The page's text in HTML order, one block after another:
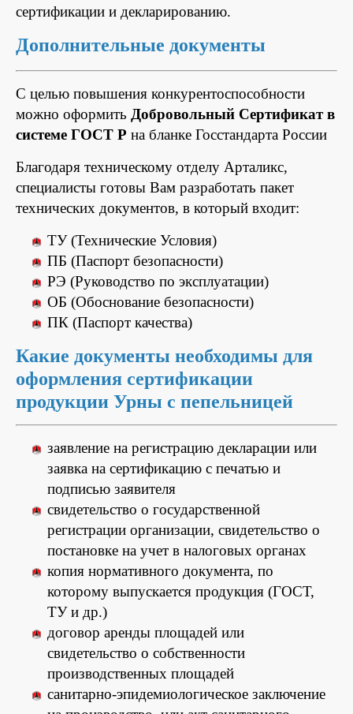
сертификации и декларированию.
Дополнительные документы
С целью повышения конкурентоспособности
можно оформить Добровольный Сертификат в
системе ГОСТ Р на бланке Госстандарта России
Благодаря техническому отделу Арталикс,
специалисты готовы Вам разработать пакет
технических документов, в который входит:
ТУ (Технические Условия)
ПБ (Паспорт безопасности)
РЭ (Руководство по эксплуатации)
ОБ (Обоснование безопасности)
ПК (Паспорт качества)
Какие документы необходимы для
оформления сертификации
продукции Урны с пепельницей
заявление на регистрацию декларации или
заявка на сертификацию с печатью и
подписью заявителя
свидетельство о государственной
регистрации организации, свидетельство о
постановке на учет в налоговых органах
копия нормативного документа, по
которому выпускается продукция (ГОСТ,
ТУ и др.)
договор аренды площадей или
свидетельство о собственности
производственных площадей
санитарно-эпидемиологическое заключение